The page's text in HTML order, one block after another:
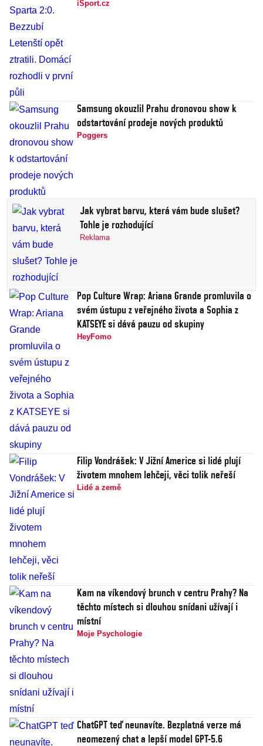
iSport.cz
Samsung okouzlil Prahu dronovou show k
odstartování prodeje nových produktů
Poggers
Jak vybrat barvu, která vám bude slušet?
Tohle je rozhodující
Reklama
Pop Culture Wrap: Ariana Grande promluvila o
svém ústupu z veřejného života a Sophia z
KATSEYE si dává pauzu od skupiny
HeyFomo
Filip Vondrášek: V Jižní Americe si lidé plují
životem mnohem lehčeji, věci tolik neřeší
Lidé a země
Kam na víkendový brunch v centru Prahy? Na
těchto místech si dlouhou snídani užívají i
místní
Moje Psychologie
ChatGPT teď neunavíte. Bezplatná verze má
neomezený chat a lepší model GPT-5.6